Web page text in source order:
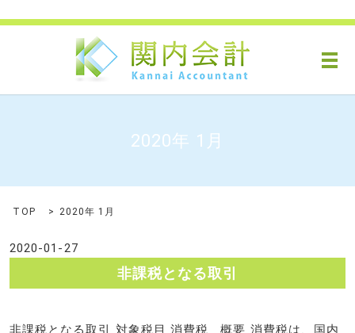
メ
2020年 1月
TOP 2020年 1月
2020-01-27
非課税となる取引
非課税となる取引 対象税目 消費税 概要 消費税は、国内